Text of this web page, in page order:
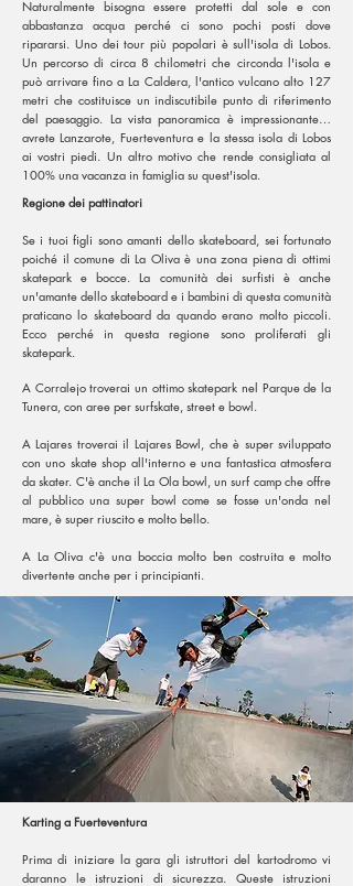
Naturalmente bisogna essere protetti dal sole e con
abbastanza acqua perché ci sono pochi posti dove
ripararsi. Uno dei tour più popolari è sull'isola di Lobos.
Un percorso di circa 8 chilometri che circonda l'isola e
può arrivare fino a La Caldera, l'antico vulcano alto 127
metri che costituisce un indiscutibile punto di riferimento
del paesaggio. La vista panoramica è impressionante…
avrete Lanzarote, Fuerteventura e la stessa isola di Lobos
ai vostri piedi. Un altro motivo che rende consigliata al
100% una vacanza in famiglia su quest'isola.
Regione dei pattinatori
Se i tuoi figli sono amanti dello skateboard, sei fortunato
poiché il comune di La Oliva è una zona piena di ottimi
skatepark e bocce. La comunità dei surfisti è anche
un'amante dello skateboard e i bambini di questa comunità
praticano lo skateboard da quando erano molto piccoli.
Ecco perché in questa regione sono proliferati gli
skatepark.
A Corralejo troverai un ottimo skatepark nel Parque de la
Tunera, con aree per surfskate, street e bowl.
A Lajares troverai il Lajares Bowl, che è super sviluppato
con uno skate shop all'interno e una fantastica atmosfera
da skater. C'è anche il La Ola bowl, un surf camp che offre
al pubblico una super bowl come se fosse un'onda nel
mare, è super riuscito e molto bello.
A La Oliva c'è una boccia molto ben costruita e molto
divertente anche per i principianti.
Karting a Fuerteventura
Prima di iniziare la gara gli istruttori del kartodromo vi
daranno le istruzioni di sicurezza. Queste istruzioni